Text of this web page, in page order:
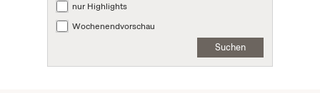
nur Highlights
Wochenendvorschau
Suchen